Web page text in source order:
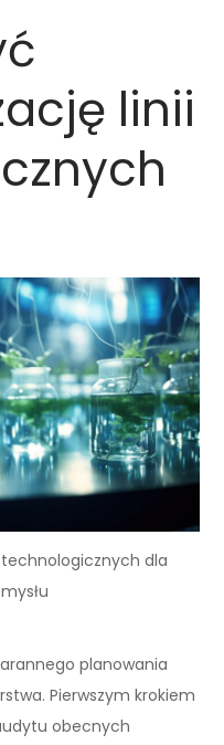
linii
dla
planowania
Pierwszym krokiem
obecnych